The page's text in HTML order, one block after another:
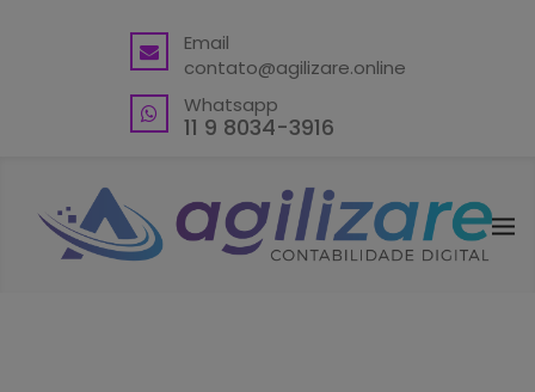
Email
contato@agilizare.online
Whatsapp
11 9 8034-3916
VANTAGENS
ABRA SUA CONTA PJ
ENDEREÇO FISCAL – OUTRAS
LOCALIDADES